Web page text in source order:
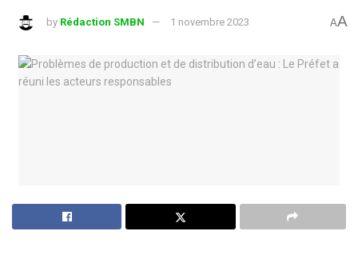
by Rédaction SMBN 1 novembre 2023 AA